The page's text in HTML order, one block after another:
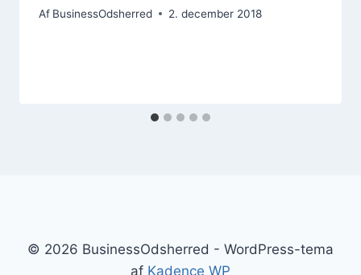
Af BusinessOdsherred 2. december 2018
© 2026 BusinessOdsherred - WordPress-tema
af Kadence WP